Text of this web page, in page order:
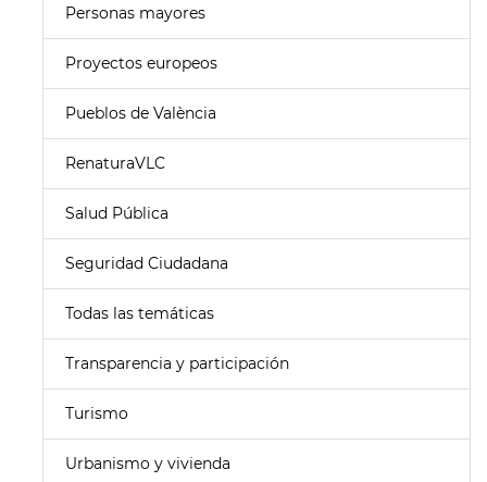
Personas mayores
Proyectos europeos
Pueblos de València
RenaturaVLC
Salud Pública
Seguridad Ciudadana
Todas las temáticas
Transparencia y participación
Turismo
Urbanismo y vivienda